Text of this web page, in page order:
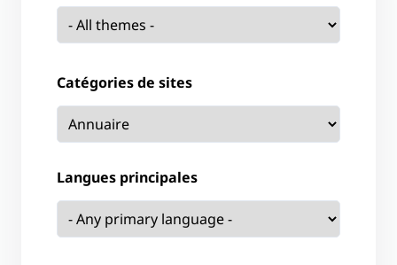
Catégories de sites
Langues principales